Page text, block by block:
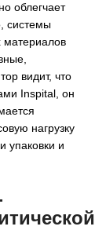
облегчает
системы
материалов
видит, что
Inspital, он
нагрузку
упаковки и